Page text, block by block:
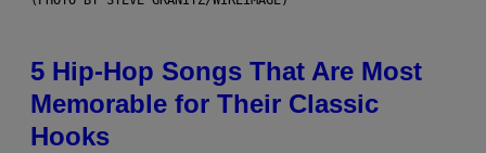
5 Hip-Hop Songs That Are Most
Memorable for Their Classic
Hooks